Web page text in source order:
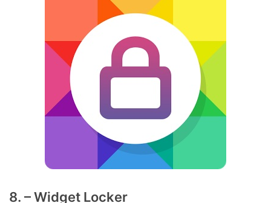
8. – Widget Locker